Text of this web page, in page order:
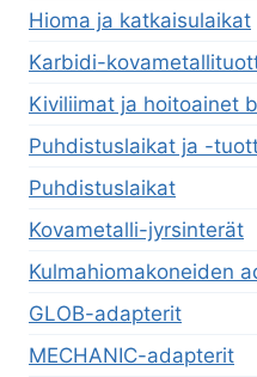
Hioma ja katkaisulaikat
Karbidi-
Kiviliimat ja hoitoainet
Puhdistuslaikat ja -
Puhdistuslaikat
Kovametalli-jyrsinterät
Kulmahiomakoneiden
GLOB-adapterit
MECHANIC-adapterit